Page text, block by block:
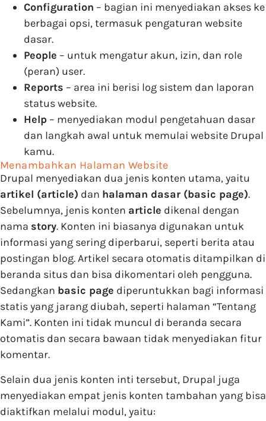
Configuration – bagian ini menyediakan akses ke
berbagai opsi, termasuk pengaturan website
dasar.
People – untuk mengatur akun, izin, dan role
(peran) user.
Reports – area ini berisi log sistem dan laporan
status website.
Help – menyediakan modul pengetahuan dasar
dan langkah awal untuk memulai website Drupal
kamu.
Menambahkan Halaman Website
Drupal menyediakan dua jenis konten utama, yaitu
artikel (article) dan halaman dasar (basic page).
Sebelumnya, jenis konten article dikenal dengan
nama story. Konten ini biasanya digunakan untuk
informasi yang sering diperbarui, seperti berita atau
postingan blog. Artikel secara otomatis ditampilkan di
beranda situs dan bisa dikomentari oleh pengguna.
Sedangkan basic page diperuntukkan bagi informasi
statis yang jarang diubah, seperti halaman “Tentang
Kami”. Konten ini tidak muncul di beranda secara
otomatis dan secara bawaan tidak menyediakan fitur
komentar.
Selain dua jenis konten inti tersebut, Drupal juga
menyediakan empat jenis konten tambahan yang bisa
diaktifkan melalui modul, yaitu: